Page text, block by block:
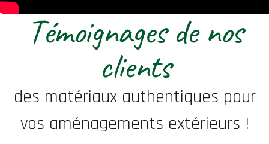
Témoignages de nos
clients
des matériaux authentiques pour
vos aménagements extérieurs !